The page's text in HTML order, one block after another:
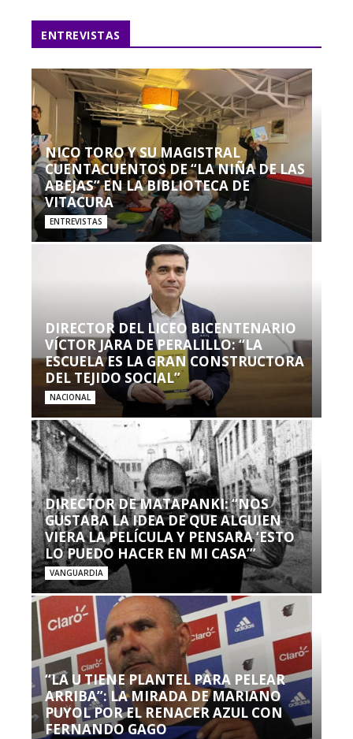
ENTREVISTAS
NICO TORO Y SU MAGISTRAL
CUENTACUENTOS DE “LA NIÑA DE LAS
ABEJAS” EN LA BIBLIOTECA DE
VITACURA
ENTREVISTAS
DIRECTOR DEL LICEO BICENTENARIO
VÍCTOR JARA DE PERALILLO: “LA
ESCUELA ES LA GRAN CONSTRUCTORA
DEL TEJIDO SOCIAL”
NACIONAL
DIRECTOR DE MATAPANKI: “NOS
GUSTABA LA IDEA DE QUE ALGUIEN
VIERA LA PELÍCULA Y PENSARA ‘ESTO
LO PUEDO HACER EN MI CASA’”
VANGUARDIA
“LA U TIENE PLANTEL PARA PELEAR
ARRIBA”: LA MIRADA DE MARIANO
PUYOL POR EL RENACER AZUL CON
FERNANDO GAGO